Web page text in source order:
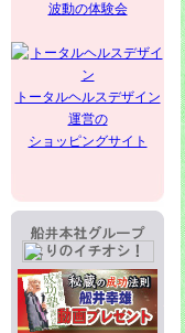
波動の体験会
トータルヘルスデザイン
運営の
ショッピングサイト